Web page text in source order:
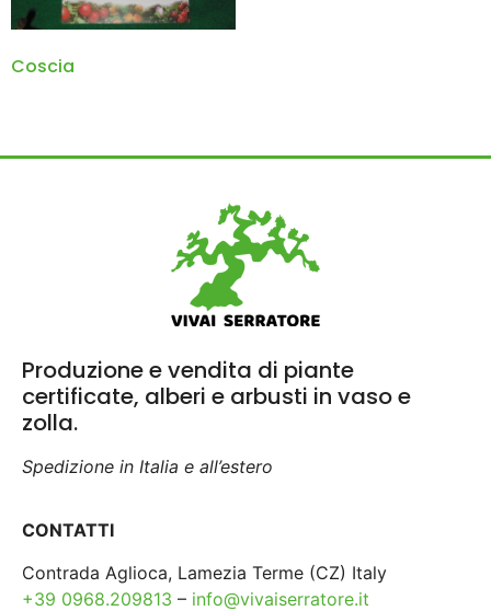
Coscia
Produzione e vendita di piante
certificate, alberi e arbusti in vaso e
zolla.
Spedizione in Italia e all’estero
CONTATTI
Contrada Aglioca, Lamezia Terme (CZ) Italy
+39 0968.209813 – info@vivaiserratore.it